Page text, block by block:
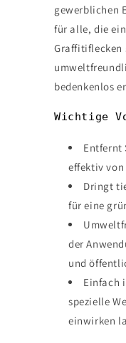
gewerblichen
für alle, die
Graffitiflecken
bedenkenlos
Wichtige
Entfernt
effektiv von
Dringt
für eine
der
und
Einfach
spezielle
einwirken